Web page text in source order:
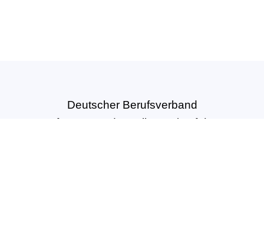
Deutscher Berufsverband
für Tanzpädagogik e.V. (DBfT)